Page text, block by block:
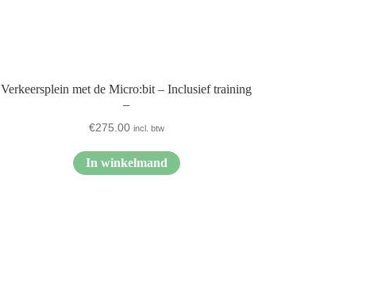
Verkeersplein met de Micro:bit – Inclusief training
–
€275.00 incl. btw
In winkelmand